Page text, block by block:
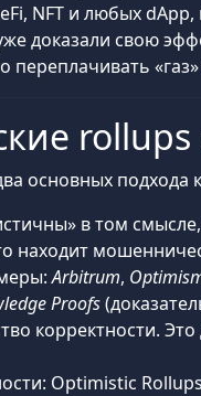
NFT и любых
доказали свою
переплачивать
основных подхода
в том
находит
Arbitrum,
Proofs
корректности.
Optimistic